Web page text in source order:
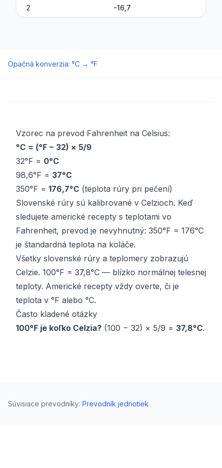
2 -16,7
Opačná konverzia: °C → °F
Vzorec na prevod Fahrenheit na Celsius:
°C = (°F − 32) × 5/9
32°F = 0°C
98,6°F = 37°C
350°F = 176,7°C (teplota rúry pri pečení)
Slovenské rúry sú kalibrované v Celzioch. Keď
sledujete americké recepty s teplotami vo
Fahrenheit, prevod je nevyhnutný: 350°F = 176°C
je štandardná teplota na koláče.
Všetky slovenské rúry a teplomery zobrazujú
Celzie. 100°F = 37,8°C — blízko normálnej telesnej
teploty. Americké recepty vždy overte, či je
teplota v °F alebo °C.
Často kladené otázky
100°F je koľko Celzia? (100 − 32) × 5/9 = 37,8°C.
Súvisiace prevodníky: Prevodník jednotiek